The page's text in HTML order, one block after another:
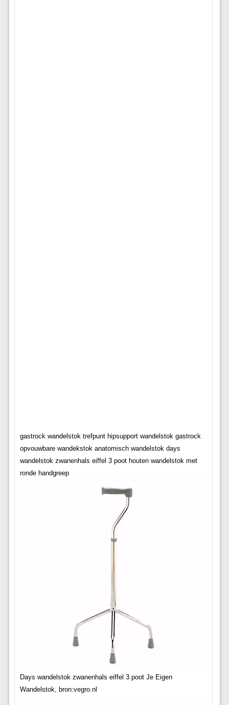
gastrock wandelstok trefpunt hipsupport wandelstok gastrock
opvouwbare wandekstok anatomisch wandelstok days
wandelstok zwanenhals eiffel 3 poot houten wandelstok met
ronde handgreep
Days wandelstok zwanenhals eiffel 3 poot Je Eigen
Wandelstok, bron:vegro.nl